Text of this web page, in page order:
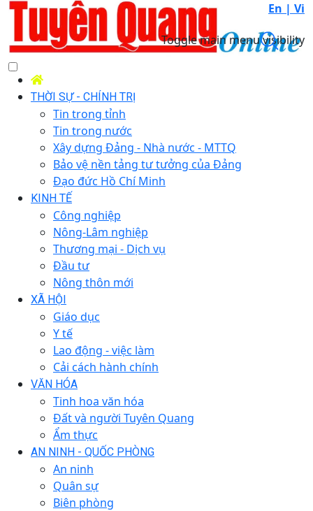
En | Vi
Toggle main menu visibility
THỜI SỰ - CHÍNH TRỊ
Tin trong tỉnh
Tin trong nước
Xây dựng Đảng - Nhà nước - MTTQ
Bảo vệ nền tảng tư tưởng của Đảng
Đạo đức Hồ Chí Minh
KINH TẾ
Công nghiệp
Nông-Lâm nghiệp
Thương mại - Dịch vụ
Đầu tư
Nông thôn mới
XÃ HỘI
Giáo dục
Y tế
Lao động - việc làm
Cải cách hành chính
VĂN HÓA
Tinh hoa văn hóa
Đất và người Tuyên Quang
Ẩm thực
AN NINH - QUỐC PHÒNG
An ninh
Quân sự
Biên phòng